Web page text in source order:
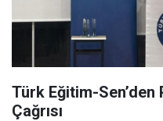
Türk Eğitim-Sen’den
Çağrısı